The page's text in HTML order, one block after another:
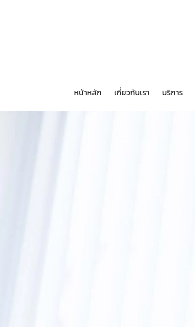
หน้าหลัก เกี่ยวกับเรา บริการ